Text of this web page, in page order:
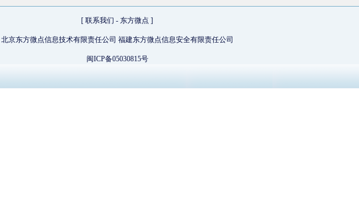
[ 联系我们 - 东方微点 ]
北京东方微点信息技术有限责任公司 福建东方微点信息安全有限责任公司
闽ICP备05030815号